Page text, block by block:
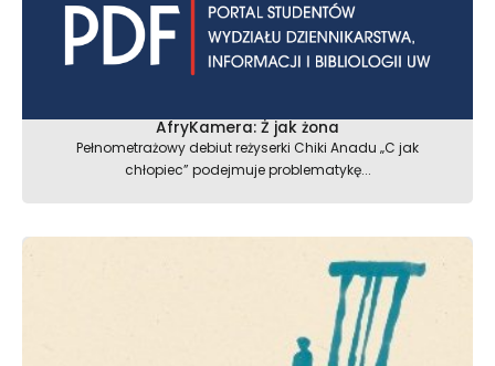
AfryKamera: Ż jak żona
Pełnometrażowy debiut reżyserki Chiki Anadu „C jak
chłopiec” podejmuje problematykę...